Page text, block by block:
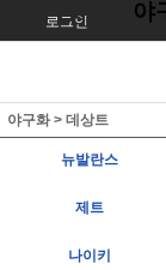
로그인 야
야구화 > 데상트
뉴발란스
제트
나이키